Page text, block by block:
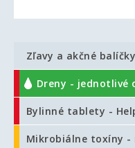
Zľavy a akčné balíčky
Dreny - jednotlivé
Bylinné tablety -
Mikrobiálne toxíny